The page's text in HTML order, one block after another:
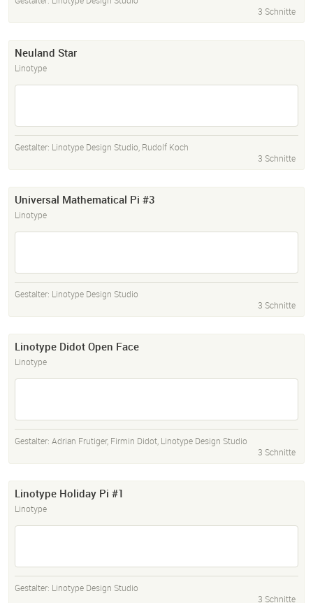
3 Schnitte
Neuland Star
Linotype
Gestalter: Linotype Design Studio, Rudolf Koch
3 Schnitte
Universal Mathematical Pi #3
Linotype
Gestalter: Linotype Design Studio
3 Schnitte
Linotype Didot Open Face
Linotype
Gestalter: Adrian Frutiger, Firmin Didot, Linotype Design Studio
3 Schnitte
Linotype Holiday Pi #1
Linotype
Gestalter: Linotype Design Studio
3 Schnitte